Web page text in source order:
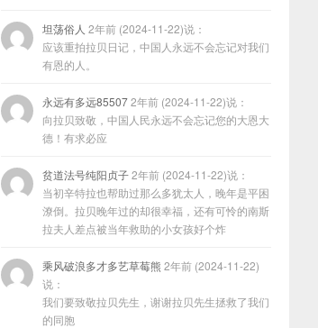
坦荡俗人 2年前 (2024-11-22)说：
应该重拍拉贝日记，中国人永远不会忘记对我们
有恩的人。
永远有多远855072年前 (2024-11-22)说：
向拉贝致敬，中国人民永远不会忘记您的大恩大
德！有求必应
贫道法号纯阳贞子2年前 (2024-11-22)说：
当初辛特拉也帮助过那么多犹太人，晚年是平困
潦倒。拉贝晚年过的却很幸福，还有可怜的南斯
拉夫人差点被当年救助的小女孩好个炸
乘风破浪多才多艺草莓熊 2年前 (2024-11-22)
说：
我们要致敬拉贝先生，谢谢拉贝先生拯救了我们
的同胞